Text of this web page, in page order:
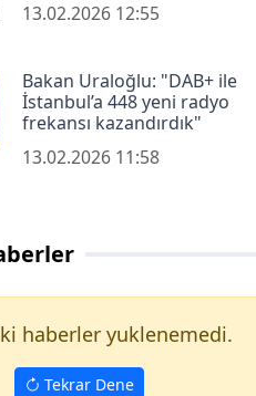
13.02.2026 12:55
Bakan Uraloğlu: "DAB+ ile
İstanbul’a 448 yeni radyo
frekansı kazandırdık"
13.02.2026 11:58
haberler yuklenemedi.
Tekrar Dene